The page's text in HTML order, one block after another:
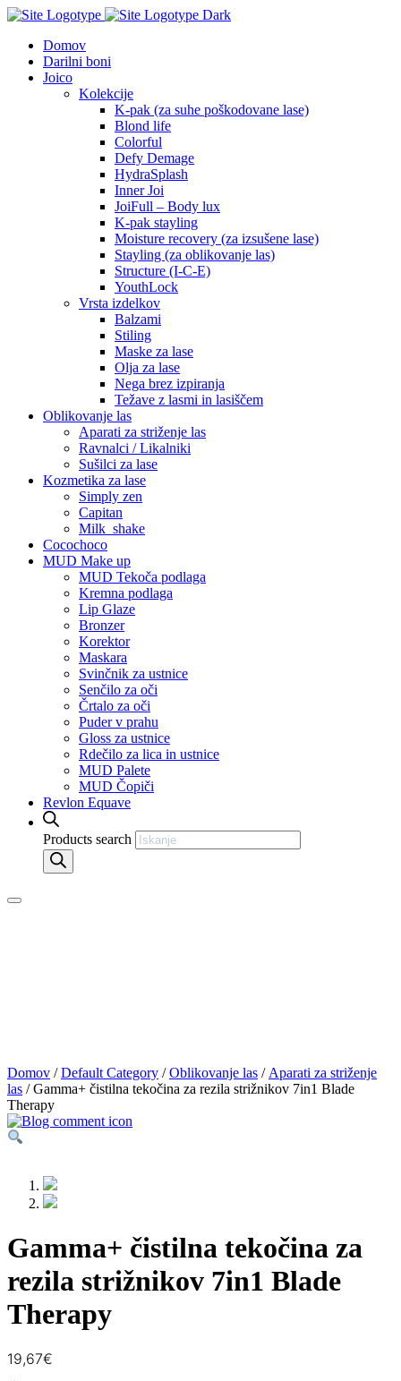
Domov
Darilni boni
Joico
Kolekcije
K-pak (za suhe poškodovane lase)
Blond life
Colorful
Defy Demage
HydraSplash
Inner Joi
JoiFull – Body lux
K-pak stayling
Moisture recovery (za izsušene lase)
Stayling (za oblikovanje las)
Structure (I-C-E)
YouthLock
Vrsta izdelkov
Balzami
Stiling
Maske za lase
Olja za lase
Nega brez izpiranja
Težave z lasmi in lasiščem
Oblikovanje las
Aparati za striženje las
Ravnalci / Likalniki
Sušilci za lase
Kozmetika za lase
Simply zen
Capitan
Milk_shake
Cocochoco
MUD Make up
MUD Tekoča podlaga
Kremna podlaga
Lip Glaze
Bronzer
Korektor
Maskara
Svinčnik za ustnice
Senčilo za oči
Črtalo za oči
Puder v prahu
Gloss za ustnice
Rdečilo za lica in ustnice
MUD Palete
MUD Čopiči
Revlon Equave
Products search
Domov /Default Category /Oblikovanje las / Aparati za striženje
las / Gamma+ čistilna tekočina za rezila strižnikov 7in1 Blade
Therapy
Gamma+ čistilna tekočina za
rezila strižnikov 7in1 Blade
Therapy
19,67€